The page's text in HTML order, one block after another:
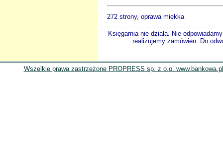
272 strony, oprawa miękka
Księgarnia nie działa. Nie
realizujemy zamówien. Do
Wszelkie prawa zastrzeżone PROPRESS sp. z o.o.